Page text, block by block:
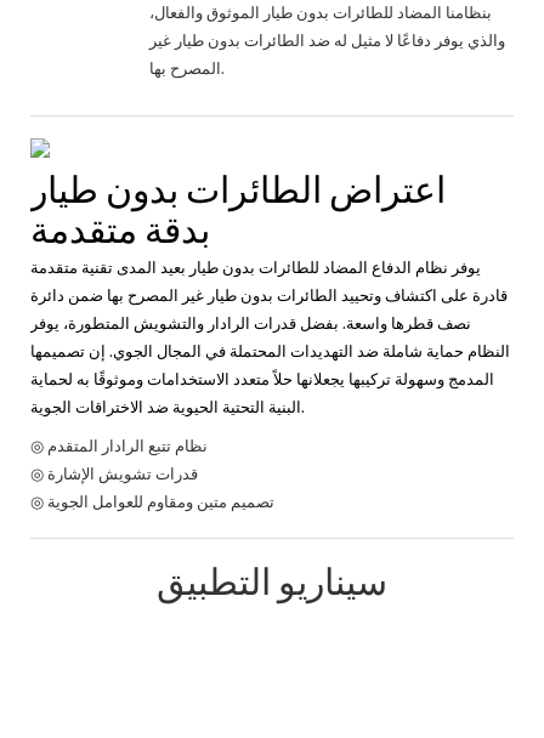
بنظامنا المضاد للطائرات بدون طيار الموثوق والفعال،
والذي يوفر دفاعًا لا مثيل له ضد الطائرات بدون طيار غير
المصرح بها.
اعتراض الطائرات بدون طيار
بدقة متقدمة
يوفر نظام الدفاع المضاد للطائرات بدون طيار بعيد المدى تقنية متقدمة
قادرة على اكتشاف وتحييد الطائرات بدون طيار غير المصرح بها ضمن دائرة
نصف قطرها واسعة. بفضل قدرات الرادار والتشويش المتطورة، يوفر
النظام حماية شاملة ضد التهديدات المحتملة في المجال الجوي. إن تصميمها
المدمج وسهولة تركيبها يجعلانها حلاً متعدد الاستخدامات وموثوقًا به لحماية
البنية التحتية الحيوية ضد الاختراقات الجوية.
◎ نظام تتبع الرادار المتقدم
◎ قدرات تشويش الإشارة
◎ تصميم متين ومقاوم للعوامل الجوية
سيناريو التطبيق